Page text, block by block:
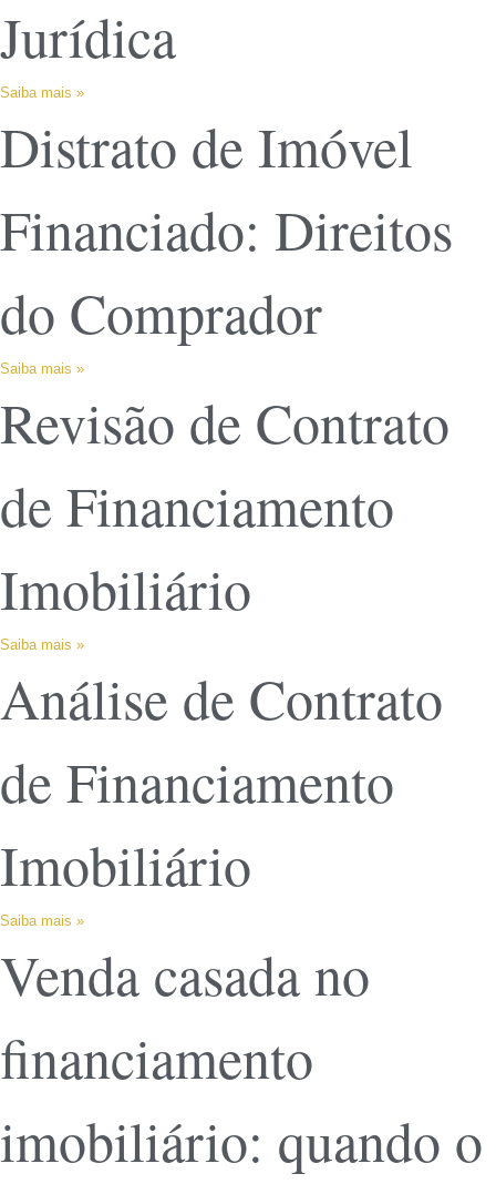
Jurídica
Saiba mais »
Distrato de Imóvel
Financiado: Direitos
do Comprador
Saiba mais »
Revisão de Contrato
de Financiamento
Imobiliário
Saiba mais »
Análise de Contrato
de Financiamento
Imobiliário
Saiba mais »
Venda casada no
financiamento
imobiliário: quando o